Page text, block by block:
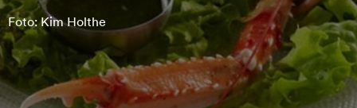
Foto: Kim Holthe